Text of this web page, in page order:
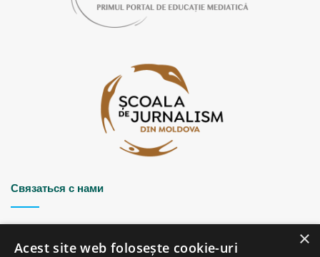
Связаться с нами
Strada Șciusev, 53
2012 Chișinău, Republica Moldova
×
Acest site web folosește cookie-uri